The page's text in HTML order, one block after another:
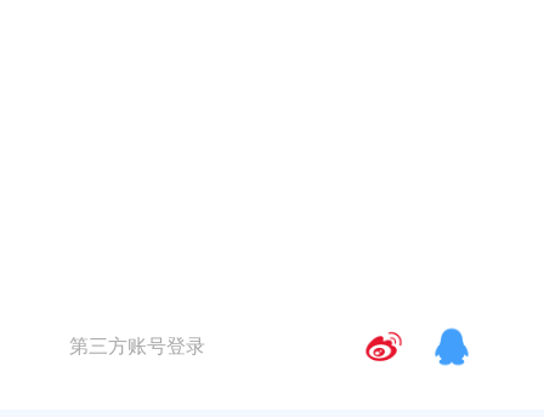
第三方账号登录